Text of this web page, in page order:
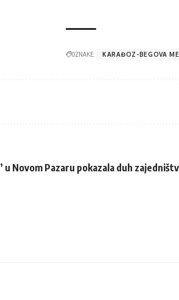
OZNAKE: KARAĐOZ-BEGOVA
u Novom Pazaru pokazala duh